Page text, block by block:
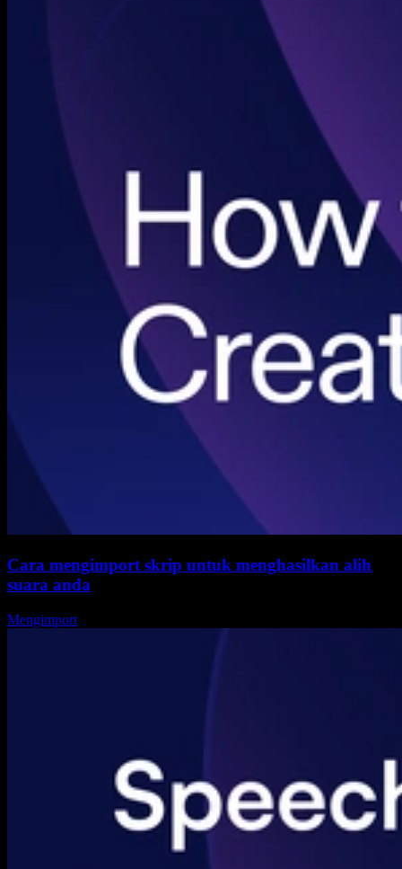
Cara mengimport skrip untuk menghasilkan alih
suara anda
Mengimport